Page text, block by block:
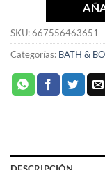
SKU:667556463651
Categorías: BATH &